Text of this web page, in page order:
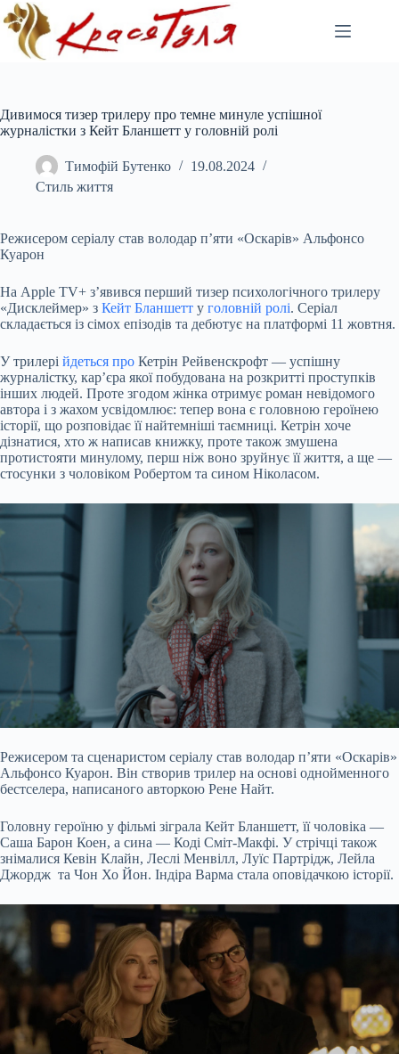
Перейти
до
вмісту
Дивимося тизер трилеру про темне минуле успішної
журналістки з Кейт Бланшетт у головній ролі
Тимофій Бутенко
19.08.2024
Стиль життя
Режисером серіалу став володар п’яти «Оскарів» Альфонсо
Куарон
На Apple TV+ з’явився перший тизер психологічного трилеру
«Дисклеймер» з Кейт Бланшетт у головній ролі. Серіал
складається із сімох епізодів та дебютує на платформі 11 жовтня.
У трилері йдеться про Кетрін Рейвенскрофт — успішну
журналістку, кар’єра якої побудована на розкритті проступків
інших людей. Проте згодом жінка отримує роман невідомого
автора і з жахом усвідомлює: тепер вона є головною героїнею
історії, що розповідає її найтемніші таємниці. Кетрін хоче
дізнатися, хто ж написав книжку, проте також змушена
протистояти минулому, перш ніж воно зруйнує її життя, а ще —
стосунки з чоловіком Робертом та сином Ніколасом.
Режисером та сценаристом серіалу став володар п’яти «Оскарів»
Альфонсо Куарон. Він створив трилер на основі однойменного
бестселера, написаного авторкою Рене Найт.
Головну героїню у фільмі зіграла Кейт Бланшетт, її чоловіка —
Саша Барон Коен, а сина — Коді Сміт-Макфі. У стрічці також
знімалися Кевін Клайн, Леслі Менвілл, Луїс Партрідж, Лейла
Джордж та Чон Хо Йон. Індіра Варма стала оповідачкою історії.